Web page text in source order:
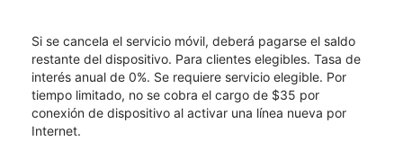
Si se cancela el servicio móvil, deberá pagarse el saldo
restante del dispositivo. Para clientes elegibles. Tasa de
interés anual de 0%. Se requiere servicio elegible. Por
tiempo limitado, no se cobra el cargo de $35 por
conexión de dispositivo al activar una línea nueva por
Internet.